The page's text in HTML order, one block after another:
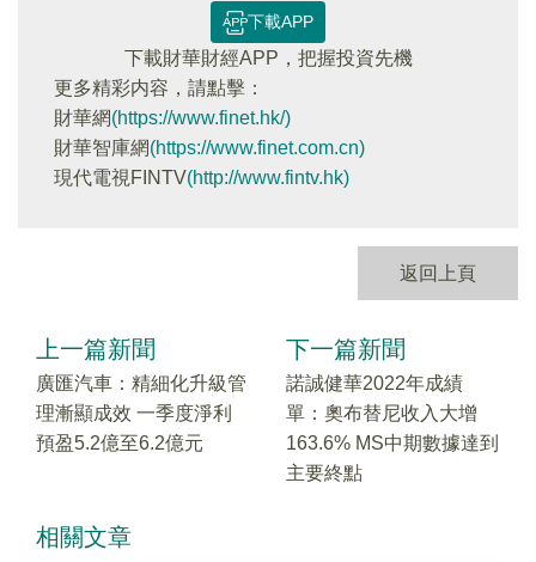
下載APP
下載財華財經APP，把握投資先機
更多精彩内容，請點擊：
財華網(https://www.finet.hk/)
財華智庫網(https://www.finet.com.cn)
現代電視FINTV(http://www.fintv.hk)
返回上頁
上一篇新聞
廣匯汽車：精細化升級管
理漸顯成效 一季度淨利
預盈5.2億至6.2億元
下一篇新聞
諾誠健華2022年成績
單：奧布替尼收入大增
163.6% MS中期數據達到
主要終點
相關文章